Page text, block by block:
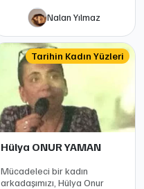
Nalan Yılmaz
Tarihin Kadın Yüzleri
Hülya ONUR YAMAN
Mücadeleci bir kadın
arkadaşımızı, Hülya Onur